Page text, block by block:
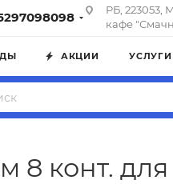
РБ, 223053,
кафе
АКЦИИ УСЛУГИ
8 конт.